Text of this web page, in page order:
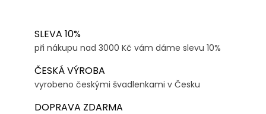
SLEVA 10%
při nákupu nad 3000 Kč vám dáme slevu 10%
ČESKÁ VÝROBA
vyrobeno českými švadlenkami v Česku
DOPRAVA ZDARMA